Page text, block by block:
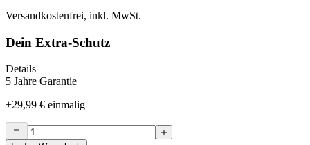
Versandkostenfrei, inkl. MwSt.
Dein Extra-Schutz
Details
5 Jahre Garantie
+29,99 € einmalig